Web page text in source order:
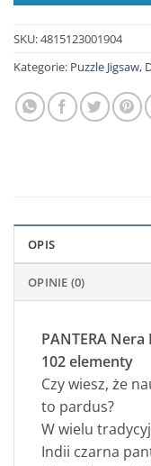
SKU:4815123001904
Kategorie: Puzzle Jigsaw,
OPIS
OPINIE (0)
PANTERA
102 elementy
Czy wiesz, że
to pardus?
W wielu
Indii czarna